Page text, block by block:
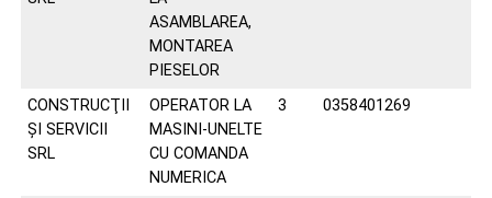
ASAMBLAREA,
MONTAREA
PIESELOR
CONSTRUCŢII
ŞI SERVICII
SRL
OPERATOR LA
MASINI-UNELTE
CU COMANDA
NUMERICA
3 0358401269